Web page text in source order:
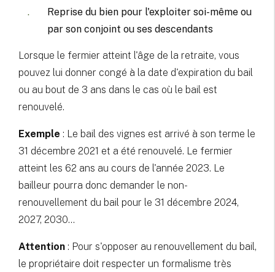
Reprise du bien pour l'exploiter soi-même ou
par son conjoint ou ses descendants
Lorsque le fermier atteint l'âge de la retraite, vous
pouvez lui donner congé à la date d'expiration du bail
ou au bout de 3 ans dans le cas où le bail est
renouvelé.
Exemple : Le bail des vignes est arrivé à son terme le
31 décembre 2021 et a été renouvelé. Le fermier
atteint les 62 ans au cours de l'année 2023. Le
bailleur pourra donc demander le non-
renouvellement du bail pour le 31 décembre 2024,
2027, 2030...
Attention : Pour s'opposer au renouvellement du bail,
le propriétaire doit respecter un formalisme très